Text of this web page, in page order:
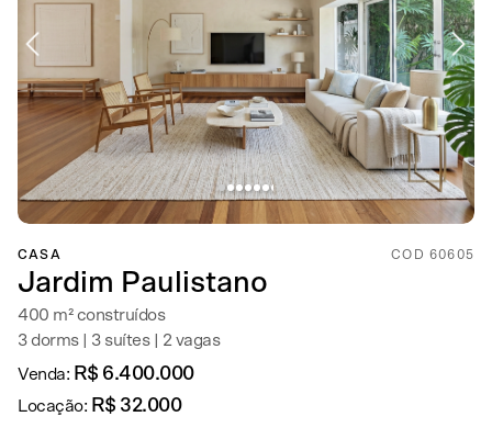
CASA COD 60605
Jardim Paulistano
400 m² construídos
3 dorms | 3 suítes | 2 vagas
Venda: R$ 6.400.000
Locação: R$ 32.000